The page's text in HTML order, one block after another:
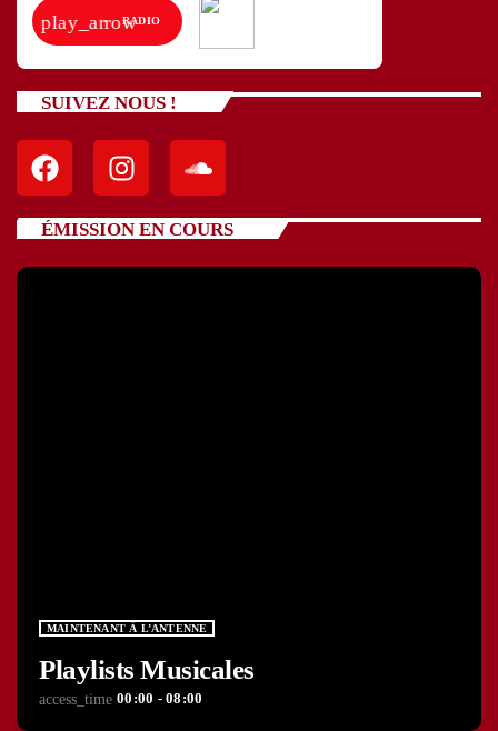
play_arrowRADIO
SUIVEZ NOUS !
ÉMISSION EN COURS
MAINTENANT À L’ANTENNE
Playlists Musicales
access_time 00:00 - 08:00